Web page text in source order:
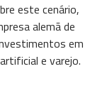
este cenário,
alemã de
em
e varejo.